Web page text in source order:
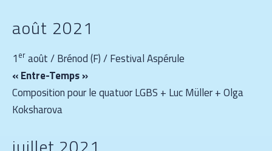
août 2021
1 er août / Brénod (F) / Festival Aspérule
« Entre-Temps »
Composition pour le quatuor LGBS + Luc Müller + Olga
Koksharova